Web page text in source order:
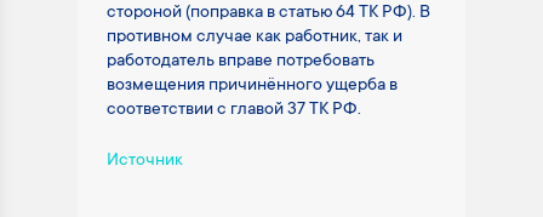
стороной (поправка в статью 64 ТК РФ). В
противном случае как работник, так и
работодатель вправе потребовать
возмещения причинённого ущерба в
соответствии с главой 37 ТК РФ.
Источник